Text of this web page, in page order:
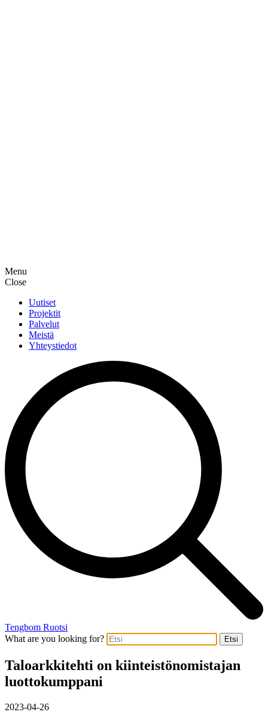
Menu
Close
Uutiset
Projektit
Palvelut
Meistä
Yhteystiedot
Tengbom Ruotsi
What are you looking for?
Etsi
Taloarkkitehti on kiinteistönomistajan
luottokumppani
2023-04-26